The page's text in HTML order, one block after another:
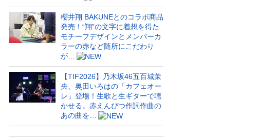
櫻井翔 BAKUNEとのコラボ商品
発売！“翔”の文字に着想を得た
モチーフデザインとメンバーカ
ラーの赤など随所にこだわり
が…
【TIF2026】乃木坂46五百城茉
央、奥田いろはの「カフェオー
レ」登場！生歌と生ギターで聴
かせる。赤えんぴつ作詞作曲の
あの曲を…